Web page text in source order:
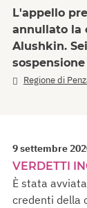
L'appello
annullato la
Alushkin.
Regione di
9 settembre
VERDETTI
È stata
credenti della